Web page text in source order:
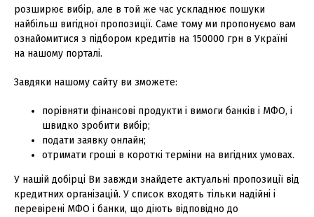
розширює вибір, але в той же час ускладнює пошуки
найбільш вигідної пропозиції. Саме тому ми пропонуємо вам
ознайомитися з підбором кредитів на 150000 грн в Україні
на нашому порталі.
Завдяки нашому сайту ви зможете:
порівняти фінансові продукти і вимоги банків і МФО, і
швидко зробити вибір;
подати заявку онлайн;
отримати гроші в короткі терміни на вигідних умовах.
У нашій добірці Ви завжди знайдете актуальні пропозиції від
кредитних організацій. У список входять тільки надійні і
перевірені МФО і банки, що діють відповідно до